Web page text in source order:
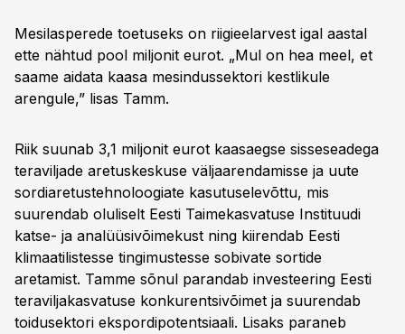
Mesilasperede toetuseks on riigieelarvest igal aastal
ette nähtud pool miljonit eurot. „Mul on hea meel, et
saame aidata kaasa mesindussektori kestlikule
arengule,” lisas Tamm.
Riik suunab 3,1 miljonit eurot kaasaegse sisseseadega
teraviljade aretuskeskuse väljaarendamisse ja uute
sordiaretustehnoloogiate kasutuselevõttu, mis
suurendab oluliselt Eesti Taimekasvatuse Instituudi
katse- ja analüüsivõimekust ning kiirendab Eesti
klimaatilistesse tingimustesse sobivate sortide
aretamist. Tamme sõnul parandab investeering Eesti
teraviljakasvatuse konkurentsivõimet ja suurendab
toidusektori ekspordipotentsiaali. Lisaks paraneb